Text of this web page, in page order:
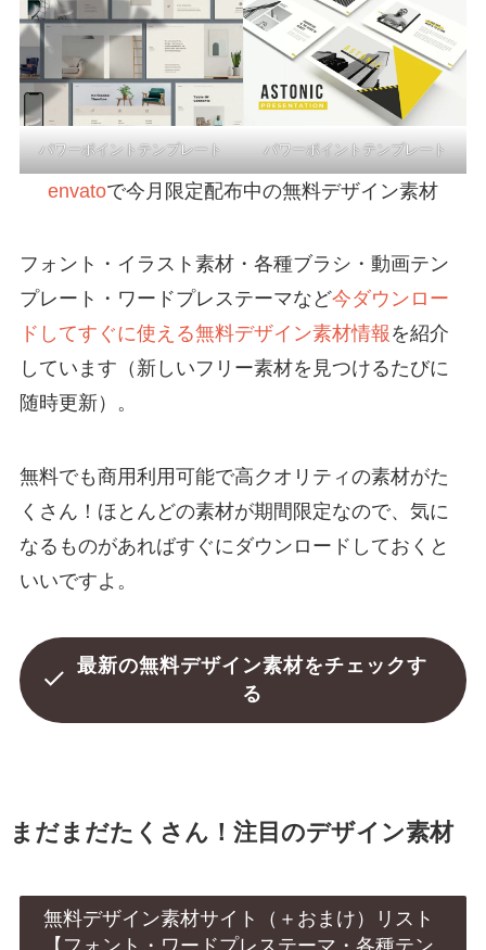
パワーポイントテンプレート パワーポイントテンプレート
envatoで今月限定配布中の無料デザイン素材
フォント・イラスト素材・各種ブラシ・動画テン
プレート・ワードプレステーマなど今ダウンロー
ドしてすぐに使える無料デザイン素材情報 を紹介
しています（新しいフリー素材を見つけるたびに
随時更新）。
無料でも商用利用可能で高クオリティの素材がた
くさん！ほとんどの素材が期間限定なので、気に
なるものがあればすぐにダウンロードしておくと
いいですよ。
最新の無料デザイン素材をチェックす
る
まだまだたくさん！注目のデザイン素材
無料デザイン素材サイト（＋おまけ）リスト
【フォント・ワードプレステーマ・各種テン